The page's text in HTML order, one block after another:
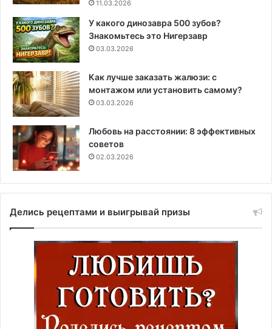
11.03.2026
У какого динозавра 500 зубов?
Знакомьтесь это Нигерзавр
03.03.2026
Как лучше заказать жалюзи: с
монтажом или установить самому?
03.03.2026
Любовь на расстоянии: 8 эффективных
советов
02.03.2026
Делись рецептами и выигрывай призы